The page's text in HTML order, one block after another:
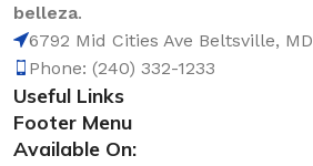
belleza.
6792 Mid Cities Ave Beltsville, MD
Phone: (240) 332-1233
Useful Links
Footer Menu
Available On: